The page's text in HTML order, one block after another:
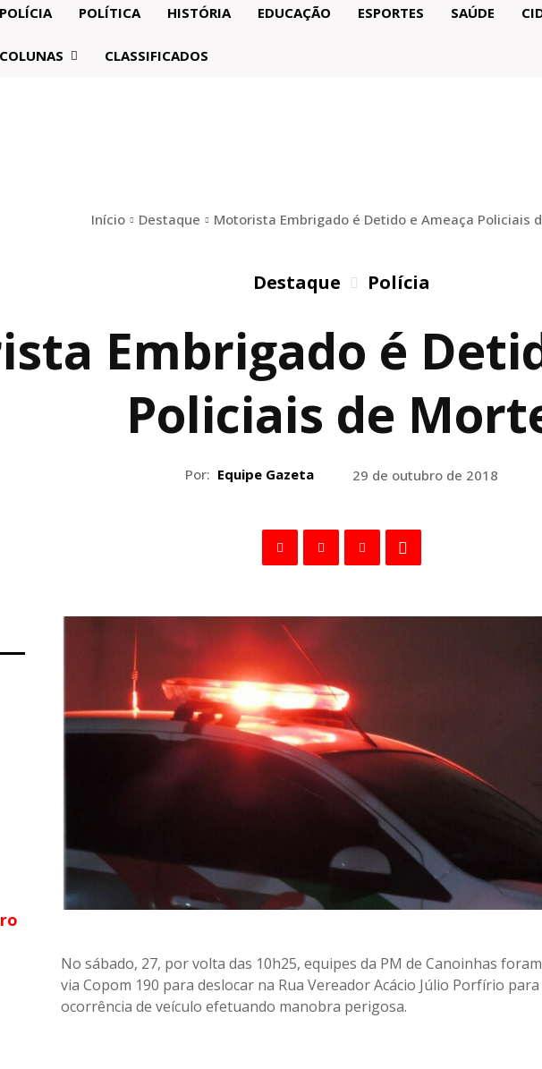
POLÍCIA POLÍTICA HISTÓRIA EDUCAÇÃO ESPORTES SAÚDE
COLUNAS CLASSIFICADOS
Início Destaque Motorista Embrigado é Detido e Ameaça Policiais
Destaque Polícia
Embrigado é
Policiais de
Por: Equipe Gazeta 29 de outubro de 2018
No sábado, 27, por volta das 10h25, equipes da PM de Canoinhas
via Copom 190 para deslocar na Rua Vereador Acácio Júlio Porfírio
ocorrência de veículo efetuando manobra perigosa.